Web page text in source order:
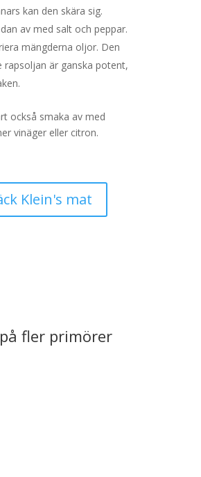
kan den skära sig.
av med salt och peppar.
mängderna oljor. Den
rapsoljan är ganska potent,
också smaka av med
vinäger eller citron.
Klein's mat
fler primörer